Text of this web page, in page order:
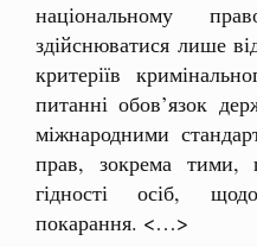
національному
здійснюватися лише
критеріїв
питанні обов’язок
міжнародними
прав, зокрема тими,
гідності осіб,
покарання. <…>